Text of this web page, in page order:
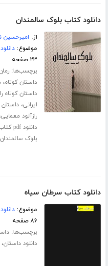
دانلود کتاب بلوک سالمندان
از: امیرحسین
موضوع:
۲۳ صفحه
برچسب‌ها:
داستان کوتاه،
داستان کوتاه
ایرانی،داستان
رازآلود معمایی
دانلود pdf کتاب بلوک سالمندان
بلوک سالمندان
دانلود کتاب سرطان سیاه
موضوع:
۸۶ صفحه
برچسب‌ها:
دانلود داستان